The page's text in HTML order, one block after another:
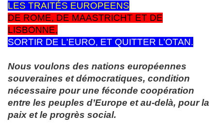
LES TRAITÉS EUROPEENS
DE ROME, DE MAASTRICHT ET DE
LISBONNE,
SORTIR DE L'EURO, ET QUITTER L’OTAN.
Nous voulons des nations européennes
souveraines et démocratiques, condition
nécessaire pour une féconde coopération
entre les peuples d’Europe et au-delà, pour la
paix et le progrès social.